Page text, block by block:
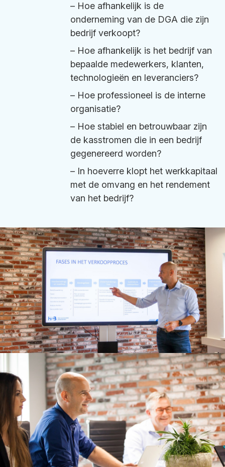
– Hoe afhankelijk is de
onderneming van de DGA die zijn
bedrijf verkoopt?
– Hoe afhankelijk is het bedrijf van
bepaalde medewerkers, klanten,
technologieën en leveranciers?
– Hoe professioneel is de interne
organisatie?
– Hoe stabiel en betrouwbaar zijn
de kasstromen die in een bedrijf
gegenereerd worden?
– In hoeverre klopt het werkkapitaal
met de omvang en het rendement
van het bedrijf?